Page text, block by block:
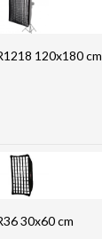
120x180 cm
30x60 cm